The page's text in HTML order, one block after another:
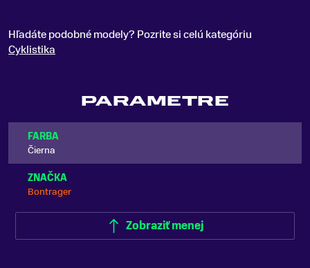
Hľadáte podobné modely? Pozrite si celú kategóriu
Cyklistika
PARAMETRE
FARBA
Čierna
ZNAČKA
Bontrager
Zobraziť menej